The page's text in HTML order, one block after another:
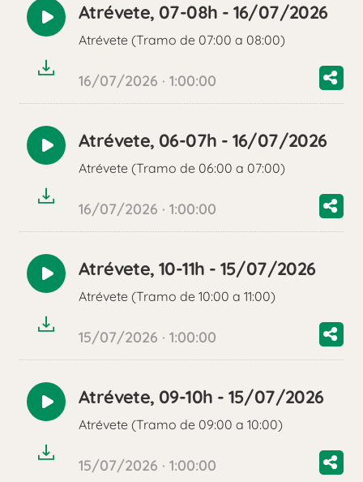
Reproducir
audio
Atrévete, 07-08h - 16/07/2026
Atrévete (Tramo de 07:00 a 08:00)
16/07/2026 · 1:00:00
Reproducir
audio
Atrévete, 06-07h - 16/07/2026
Atrévete (Tramo de 06:00 a 07:00)
16/07/2026 · 1:00:00
Reproducir
audio
Atrévete, 10-11h - 15/07/2026
Atrévete (Tramo de 10:00 a 11:00)
15/07/2026 · 1:00:00
Reproducir
audio
Atrévete, 09-10h - 15/07/2026
Atrévete (Tramo de 09:00 a 10:00)
15/07/2026 · 1:00:00